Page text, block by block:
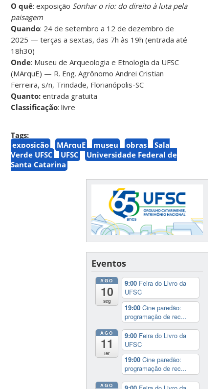
O quê: exposição Sonhar o rio: do direito à luta pela
paisagem
Quando: 24 de setembro a 12 de dezembro de
2025 — terças a sextas, das 7h às 19h (entrada até
18h30)
Onde: Museu de Arqueologia e Etnologia da UFSC
(MArquE) — R. Eng. Agrônomo Andrei Cristian
Ferreira, s/n, Trindade, Florianópolis-SC
Quanto: entrada gratuita
Classificação: livre
Tags:
exposição
MArquE museu obras
Sala
Verde UFSC
UFSC
Universidade Federal de
Santa Catarina
Eventos
AGO
10
seg
9:00 Feira do Livro da
UFSC
19:00Cine paredão:
programação de rec...
AGO
11
ter
9:00 Feira do Livro da
UFSC
19:00Cine paredão:
programação de rec...
AGO